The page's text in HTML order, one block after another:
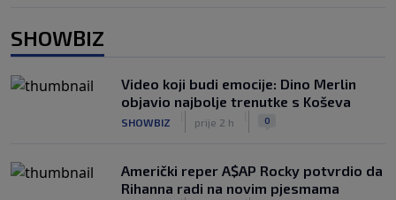
SHOWBIZ
Video koji budi emocije: Dino Merlin
objavio najbolje trenutke s Koševa
SHOWBIZ prije 2 h 0
Američki reper A$AP Rocky potvrdio da
Rihanna radi na novim pjesmama